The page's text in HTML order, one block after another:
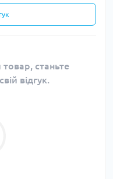
товар, станьте
відгук.